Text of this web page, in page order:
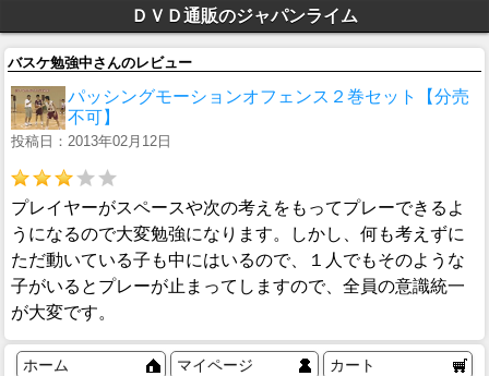
ＤＶＤ通販のジャパンライム
バスケ勉強中さんのレビュー
パッシングモーションオフェンス２巻セット【分売
不可】
投稿日：2013年02月12日
プレイヤーがスペースや次の考えをもってプレーできるよ
うになるので大変勉強になります。しかし、何も考えずに
ただ動いている子も中にはいるので、１人でもそのような
子がいるとプレーが止まってしますので、全員の意識統一
が大変です。
ホーム マイページ カート